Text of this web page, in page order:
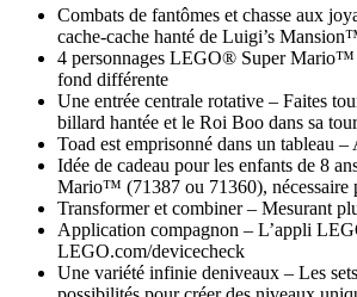
Combats de fantômes et chasse aux
cache-cache hanté de Luigi’s
4 personnages LEGO® Super Mario™
fond différente
Une entrée centrale rotative – Faites
billard hantée et le Roi Boo dans sa tour
Toad est emprisonné dans un
Idée de cadeau pour les enfants de 8
Mario™ (71387 ou 71360), nécessaire
Transformer et combiner – Mesurant
Application compagnon – L’appli
LEGO.com/devicecheck
Une variété infinie deniveaux – Les